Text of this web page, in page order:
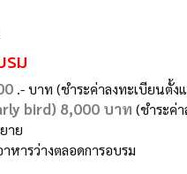
รม
.- บาท (ชำระค่าลงทะเบียนตั้
bird) 8,000 บาท (ชำระค่
าย
หารว่างตลอดการอบรม